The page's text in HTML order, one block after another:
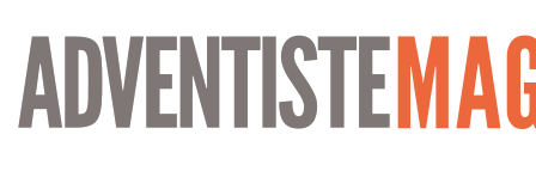
Aller
contenu